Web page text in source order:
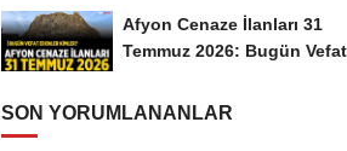
Afyon Cenaze İlanları 31
Temmuz 2026: Bugün Vefat
SON YORUMLANANLAR